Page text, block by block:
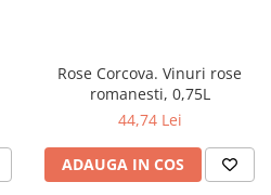
Rose Corcova. Vinuri rose
romanesti, 0,75L
44,74 Lei
ADAUGA IN COS